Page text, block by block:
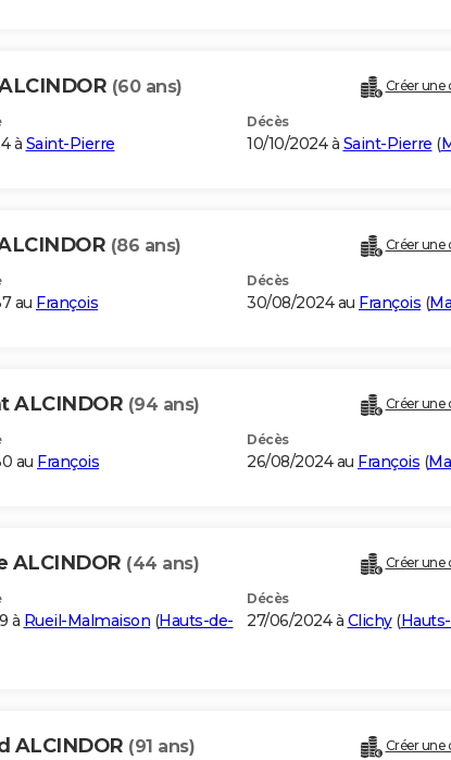
(60 ans) Créer une
à Saint-Pierre
Décès
10/10/2024 à Saint-Pierre (
(86 ans) Créer une
au François
Décès
30/08/2024 au François (
ALCINDOR (94 ans) Créer une
au François
Décès
26/08/2024 au François (
ALCINDOR (44 ans) Créer une
à Rueil-Malmaison (Hauts-de-
Décès
27/06/2024 à Clichy(
ALCINDOR (91 ans) Créer une